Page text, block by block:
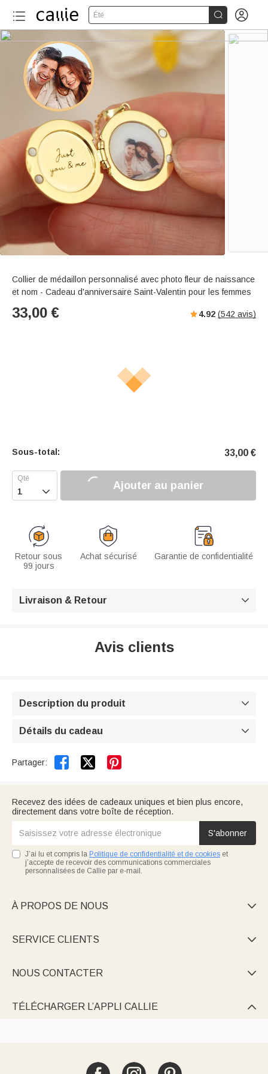
Été  
Collier de médaillon personnalisé avec photo fleur de naissance
et nom - Cadeau d'anniversaire Saint-Valentin pour les femmes
33,00 € 4.92 (542 avis)
Sous-total: 33,00 €
 Ajouter au panier
Retour sous
99 jours
Achat sécurisé Garantie de confidentialité
Livraison & Retour 
Avis clients
Description du produit 
Détails du cadeau 
Partager:  
Recevez des idées de cadeaux uniques et bien plus encore,
directement dans votre boîte de réception.
S'abonner
J’ai lu et compris la Politique de confidentialité et de cookies et
j’accepte de recevoir des communications commerciales
personnalisées de Callie par e-mail.
À PROPOS DE NOUS 
SERVICE CLIENTS 
NOUS CONTACTER 
TÉLÉCHARGER L’APPLI CALLIE 